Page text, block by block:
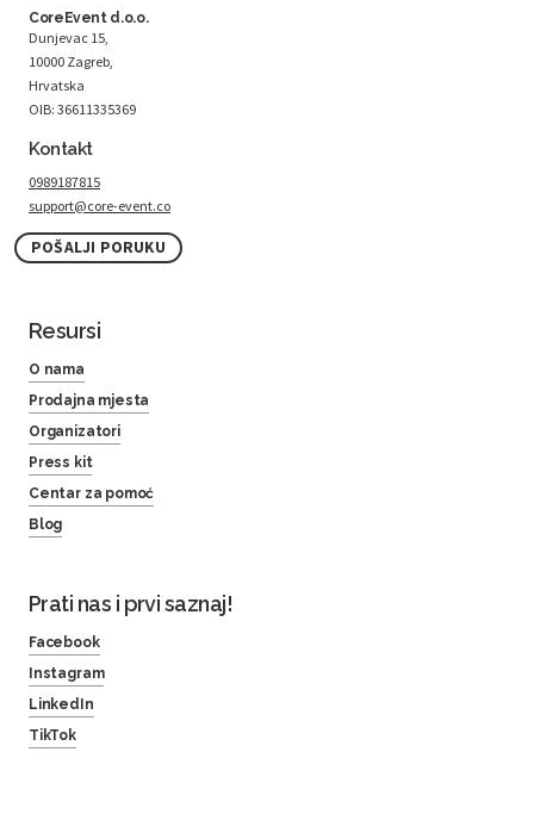
CoreEvent d.o.o.
Dunjevac 15,
10000 Zagreb,
Hrvatska
OIB: 36611335369
Kontakt
0989187815
support@core-event.co
POŠALJI PORUKU
Resursi
O nama
Prodajna mjesta
Organizatori
Press kit
Centar za pomoć
Blog
Prati nas i prvi saznaj!
Facebook
Instagram
LinkedIn
TikTok